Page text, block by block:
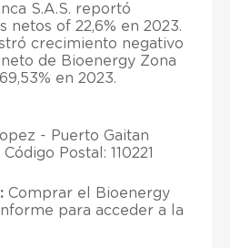
S.A.S. reportó
netos of 22,6% en 2023.
crecimiento negativo
de Bioenergy Zona
en 2023.
- Puerto Gaitan
Postal: 110221
Comprar el Bioenergy
para acceder a la